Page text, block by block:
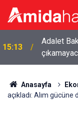
15:13
Adalet
Anasayfa
açıkladı: Alım gücüne